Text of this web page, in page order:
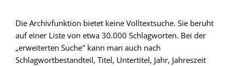
Die Archivfunktion bietet keine Volltextsuche. Sie beruht
auf einer Liste von etwa 30.000 Schlagworten. Bei der
„erweiterten Suche" kann man auch nach
Schlagwortbestandteil, Titel, Untertitel, Jahr, Jahreszeit